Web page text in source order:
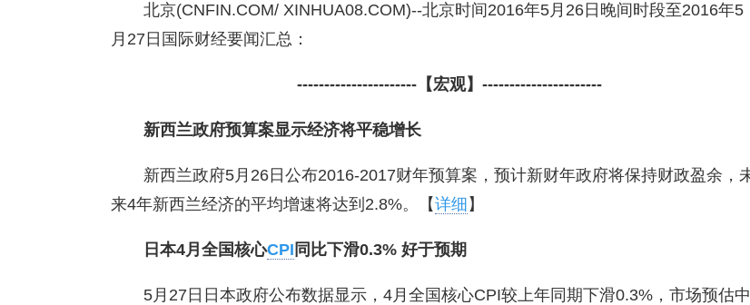
北京(CNFIN.COM/ XINHUA08.COM)--北京时间2016年5月26日晚间时段至2016年5
月27日国际财经要闻汇总：
----------------------【宏观】----------------------
新西兰政府预算案显示经济将平稳增长
新西兰政府5月26日公布2016-2017财年预算案，预计新财年政府将保持财政盈余，
来4年新西兰经济的平均增速将达到2.8%。【详细 】
日本4月全国核心CPI 同比下滑0.3% 好于预期
5月27日日本政府公布数据显示，4月全国核心CPI较上年同期下滑0.3%，市场预估中